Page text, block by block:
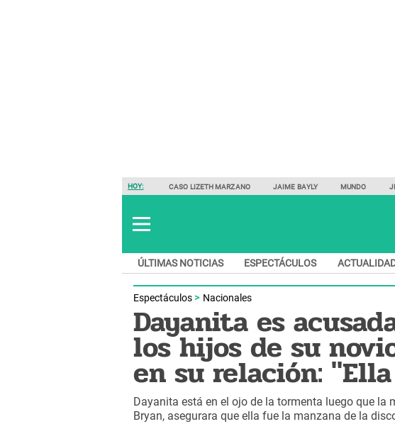
HOY: CASO LIZETH MARZANO JAIME BAYLY MUNDO
ÚLTIMAS NOTICIAS ESPECTÁCULOS
Espectáculos Nacionales
Dayanita es
los hijos de su
en su relación:
Dayanita está en el ojo de la tormenta luego que la
Bryan, asegurara que ella fue la manzana de la